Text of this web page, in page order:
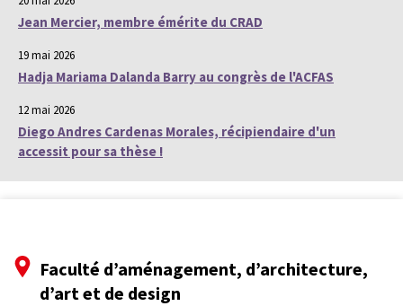
Jean Mercier, membre émérite du CRAD
19 mai 2026
Hadja Mariama Dalanda Barry au congrès de l'ACFAS
12 mai 2026
Diego Andres Cardenas Morales, récipiendaire d'un
accessit pour sa thèse !
Faculté d’aménagement, d’architecture,
d’art et de design